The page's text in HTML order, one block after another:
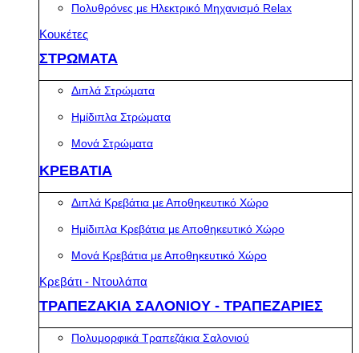
Πολυθρόνες με Ηλεκτρικό Μηχανισμό Relax
Κουκέτες
ΣΤΡΩΜΑΤΑ
Διπλά Στρώματα
Ημίδιπλα Στρώματα
Μονά Στρώματα
ΚΡΕΒΑΤΙΑ
Διπλά Κρεβάτια με Αποθηκευτικό Χώρο
Ημίδιπλα Κρεβάτια με Αποθηκευτικό Χώρο
Μονά Κρεβάτια με Αποθηκευτικό Χώρο
Κρεβάτι - Ντουλάπα
ΤΡΑΠΕΖΑΚΙΑ ΣΑΛΟΝΙΟΥ - ΤΡΑΠΕΖΑΡΙΕΣ
Πολυμορφικά Τραπεζάκια Σαλονιού